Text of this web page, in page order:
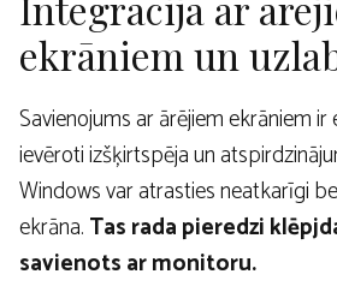
ekrāniem un
Savienojums ar ārējiem ekrāniem
ievēroti izšķirtspēja un
Windows var atrasties neatkarīgi
ekrāna.Tas rada pieredzi
savienots ar monitoru.